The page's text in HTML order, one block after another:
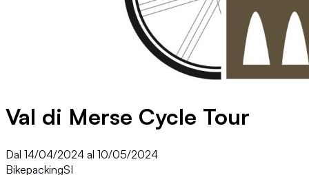
Val di Merse Cycle Tour
Dal 14/04/2024 al 10/05/2024
BikepackingSI